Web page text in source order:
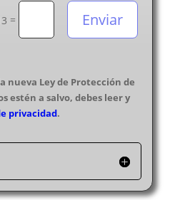
= Enviar
nueva Ley de Protección de
estén a salvo, debes leer y
privacidad.